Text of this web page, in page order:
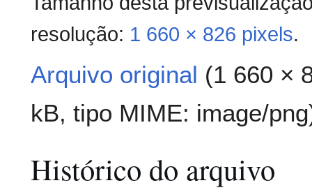
resolução: 1 660 × 826 pixels.
Arquivo original (1 660 ×
kB, tipo MIME: image/png
Histórico do arquivo